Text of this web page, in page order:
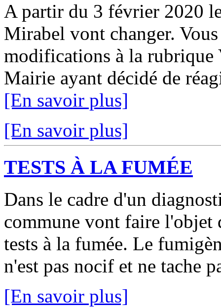
A partir du 3 février 2020
Mirabel vont changer.
modifications à la rubrique
Mairie ayant décidé de
[En savoir plus]
[En savoir plus]
TESTS À LA FUMÉE
Dans le cadre d'un
commune vont faire l'objet
tests à la fumée. Le
n'est pas nocif et ne tache
[En savoir plus]